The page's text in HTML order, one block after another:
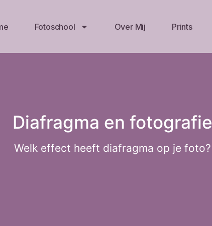
Fotoschool Over Mij Prints
Diafragma en fotografie
Welk effect heeft diafragma op je foto?